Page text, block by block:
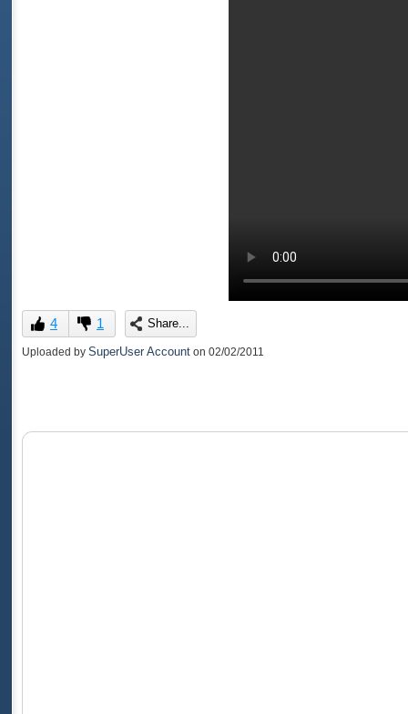
4 1 Share...
Uploaded by SuperUser Account on 02/02/2011